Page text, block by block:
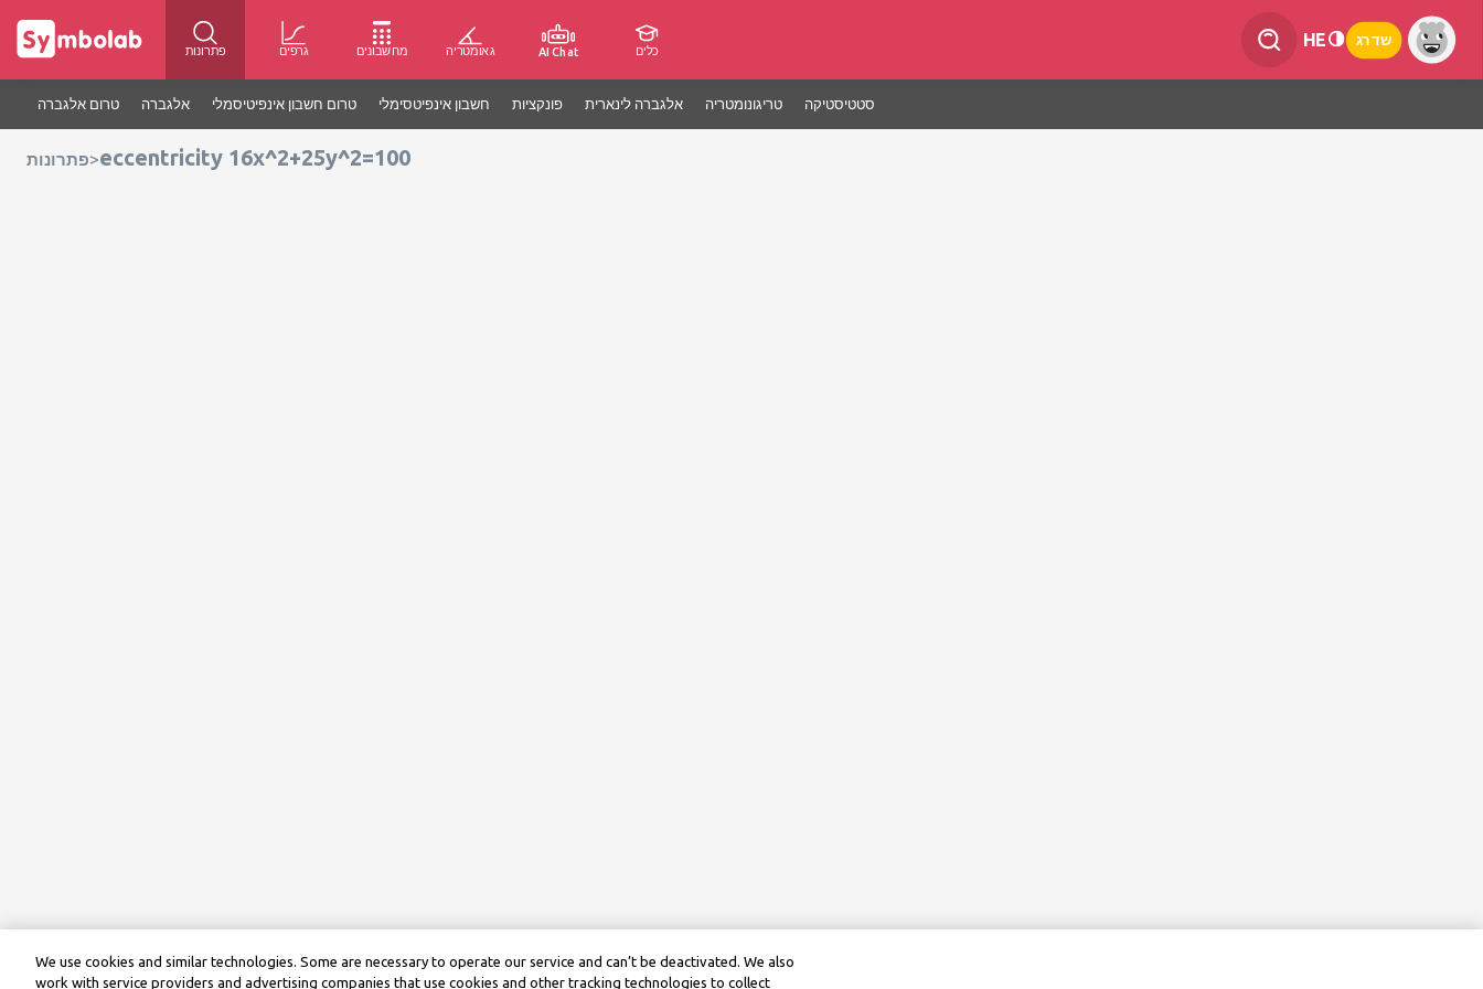
פתרונות גרפים מחשבונים גאומטריה AI Chat כלים
HE שדרג
טרום אלגברה אלגברה טרום חשבון אינפיטיסמלי חשבון אינפיטסימלי פונקציות אלגברה לינארית טריגונומטריה סטטיסטיקה
פתרונות>eccentricity 16x^2+25y^2=100
We use cookies and similar technologies. Some are necessary to operate our service and can’t be deactivated. We also
work with service providers and advertising companies that use cookies and other tracking technologies to collect